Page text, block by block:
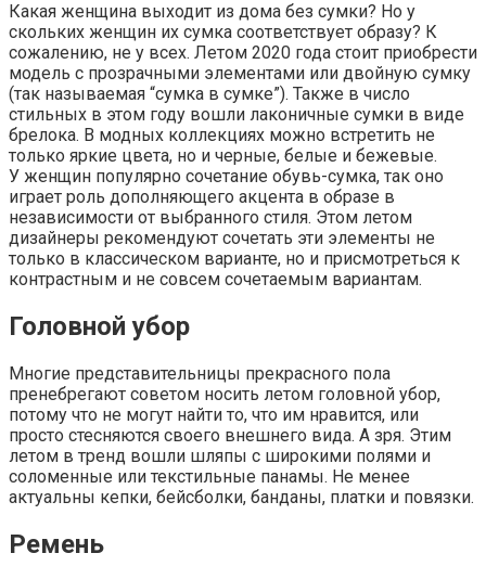
Какая женщина выходит из дома без сумки? Но у
скольких женщин их сумка соответствует образу? К
сожалению, не у всех. Летом 2020 года стоит приобрести
модель с прозрачными элементами или двойную сумку
(так называемая “сумка в сумке”). Также в число
стильных в этом году вошли лаконичные сумки в виде
брелока. В модных коллекциях можно встретить не
только яркие цвета, но и черные, белые и бежевые.
У женщин популярно сочетание обувь-сумка, так оно
играет роль дополняющего акцента в образе в
независимости от выбранного стиля. Этом летом
дизайнеры рекомендуют сочетать эти элементы не
только в классическом варианте, но и присмотреться к
контрастным и не совсем сочетаемым вариантам.
Головной убор
Многие представительницы прекрасного пола
пренебрегают советом носить летом головной убор,
потому что не могут найти то, что им нравится, или
просто стесняются своего внешнего вида. А зря. Этим
летом в тренд вошли шляпы с широкими полями и
соломенные или текстильные панамы. Не менее
актуальны кепки, бейсболки, банданы, платки и повязки.
Ремень